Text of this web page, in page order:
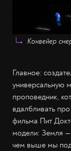
Конвейер
Главное:
универсальную
проповедник,
вдалбливать
фильма Пит
модели: Земля
чем выше мы